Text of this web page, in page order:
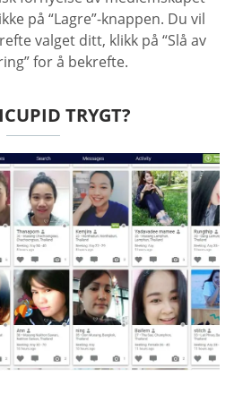
på “Lagre”-knappen. Du vil
valget ditt, klikk på “Slå av
for å bekrefte.
TRYGT?